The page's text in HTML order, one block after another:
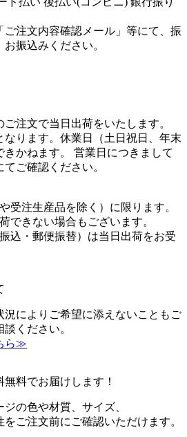
注文内容確認メール」等にて、振
振込みください。
注文で当日出荷をいたします。
なります。休業日（土日祝日、年末
かねます。 営業日につきまして
てご確認ください。
受注生産品を除く）に限ります。
できない場合もございます。
込・郵便振替）は当日出荷をお受
況によりご希望に添えないこともご
ください。
ら≫
料でお届けします！
の色や材質、サイズ、
ご注文前にご確認いただけます。